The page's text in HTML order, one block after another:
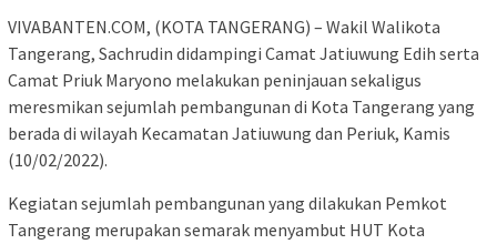
VIVABANTEN.COM, (KOTA TANGERANG) – Wakil Walikota
Tangerang, Sachrudin didampingi Camat Jatiuwung Edih serta
Camat Priuk Maryono melakukan peninjauan sekaligus
meresmikan sejumlah pembangunan di Kota Tangerang yang
berada di wilayah Kecamatan Jatiuwung dan Periuk, Kamis
(10/02/2022).
Kegiatan sejumlah pembangunan yang dilakukan Pemkot
Tangerang merupakan semarak menyambut HUT Kota